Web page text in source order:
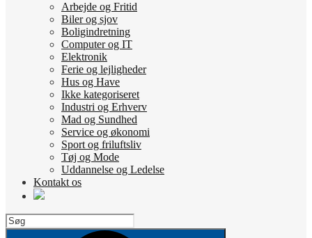
Arbejde og Fritid
Biler og sjov
Boligindretning
Computer og IT
Elektronik
Ferie og lejligheder
Hus og Have
Ikke kategoriseret
Industri og Erhverv
Mad og Sundhed
Service og økonomi
Sport og friluftsliv
Tøj og Mode
Uddannelse og Ledelse
Kontakt os
Search
for: